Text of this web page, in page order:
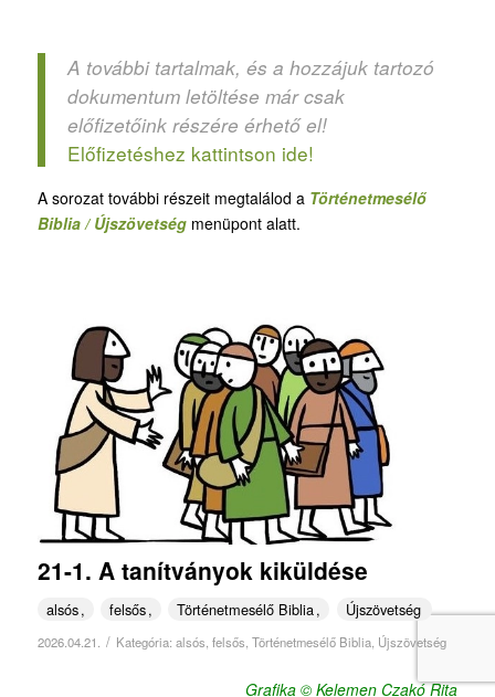
A további tartalmak, és a hozzájuk tartozó
dokumentum letöltése már csak
előfizetőink részére érhető el!
Előfizetéshez kattintson ide!
A sorozat további részeit megtalálod a Történetmesélő
Biblia / Újszövetségmenüpont alatt.
21-1. A tanítványok kiküldése
alsós felsős Történetmesélő Biblia Újszövetség
2026.04.21. / Kategória: alsós felsős Történetmesélő Biblia, Újszövetség
Grafika © Kelemen Czakó Rita